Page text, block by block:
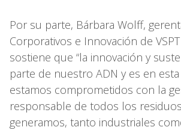
Por su parte, Bárbara Wolff,
Corporativos e Innovación de
sostiene que “la innovación y
parte de nuestro ADN y es en
estamos comprometidos con la
responsable de todos los
generamos, tanto industriales